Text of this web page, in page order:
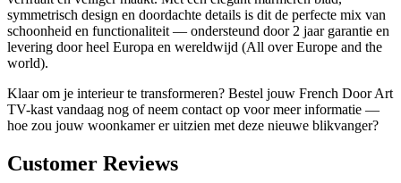
symmetrisch design en doordachte details is dit de perfecte mix van
schoonheid en functionaliteit — ondersteund door 2 jaar garantie en
levering door heel Europa en wereldwijd (All over Europe and the
world).
Klaar om je interieur te transformeren? Bestel jouw French Door Art
TV-kast vandaag nog of neem contact op voor meer informatie —
hoe zou jouw woonkamer er uitzien met deze nieuwe blikvanger?
Customer Reviews